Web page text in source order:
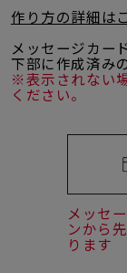
作り方の詳細は
メッセージカー
下部に作成済み
※表示されない
ください。
メッセ
ンから
ります